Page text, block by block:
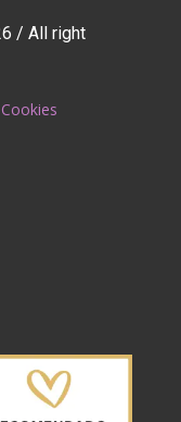
/ All right